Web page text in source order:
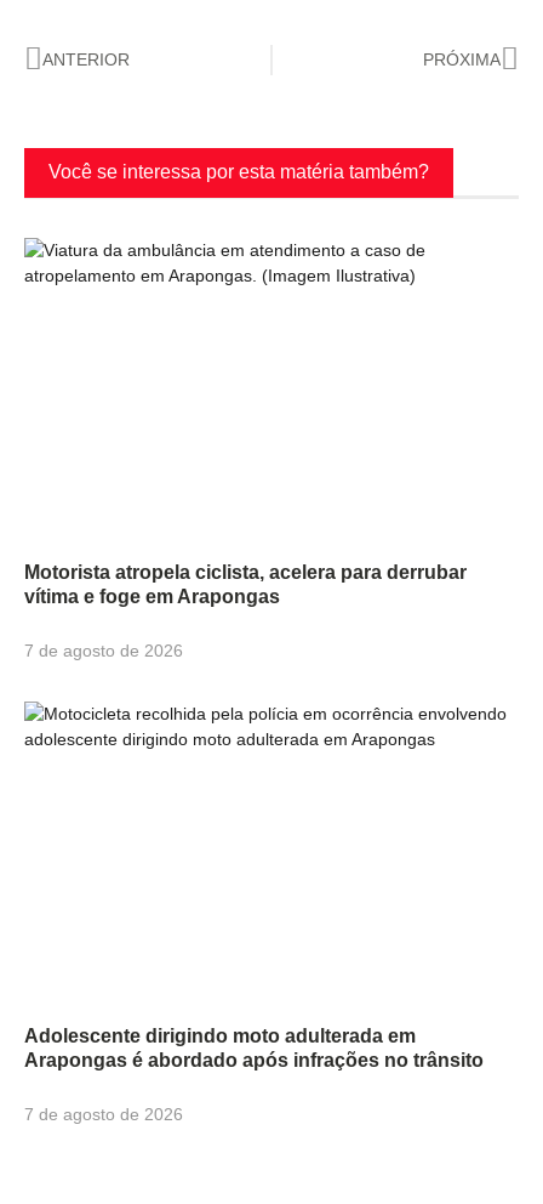
ANTERIOR PRÓXIMA
Você se interessa por esta matéria também?
Motorista atropela ciclista, acelera para derrubar
vítima e foge em Arapongas
7 de agosto de 2026
Adolescente dirigindo moto adulterada em
Arapongas é abordado após infrações no trânsito
7 de agosto de 2026